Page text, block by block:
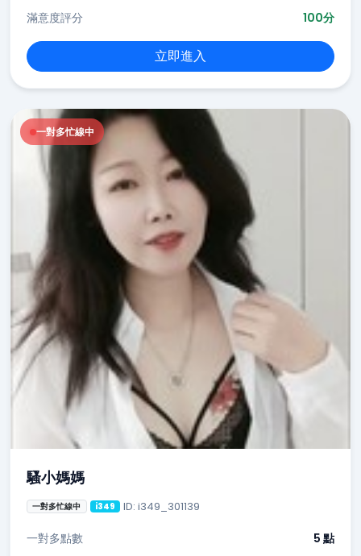
滿意度評分
100分
立即進入
一對多忙線中
騷小媽媽
一對多忙線中 i349 ID: i349_301139
一對多點數 5 點